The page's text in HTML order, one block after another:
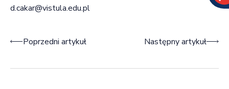
d.cakar@vistula.edu.pl
Nawigacja wpisu
Poprzedni artykuł Następny artykuł